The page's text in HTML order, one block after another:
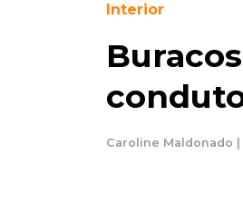
Interior
Caroline Maldonado |